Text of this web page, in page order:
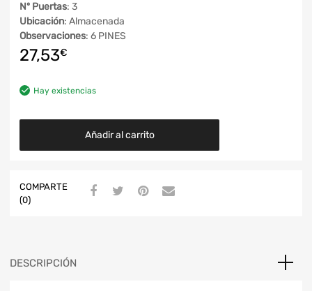
Nº Puertas: 3
Ubicación: Almacenada
Observaciones: 6 PINES
27,53€
Hay existencias
Añadir al carrito
COMPARTE
(0)
DESCRIPCIÓN